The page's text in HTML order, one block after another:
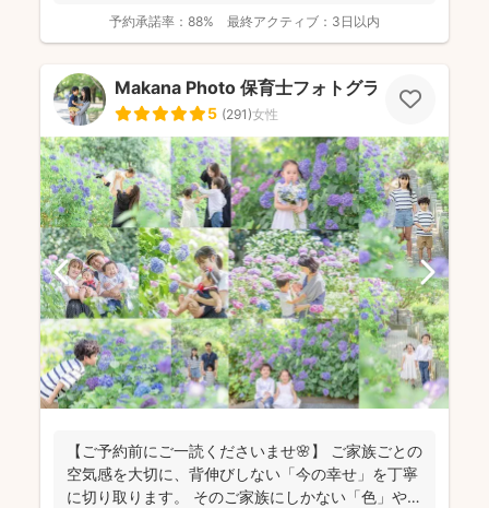
予約承諾率： 88% 最終アクティブ： 3日以内
Makana Photo 保育士フォトグラファー
5 (291)女性
【ご予約前にご一読くださいませ🌸】 ご家族ごとの
空気感を大切に、背伸びしない「今の幸せ」を丁寧
に切り取ります。 そのご家族にしかない「色」や、